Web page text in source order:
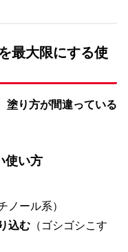
最大限にする使
塗り方が間違っている
使い方
ノール系）
込む （ゴシゴシこす